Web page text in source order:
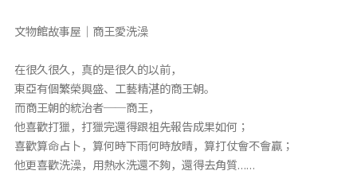
文物館故事屋｜商王愛洗澡
在很久很久，真的是很久的以前，
東亞有個繁榮興盛、工藝精湛的商王朝。
而商王朝的統治者──商王，
他喜歡打獵，打獵完還得跟祖先報告成果如何；
喜歡算命占卜，算何時下雨何時放晴，算打仗會不會贏；
他更喜歡洗澡，用熱水洗還不夠，還得去角質……